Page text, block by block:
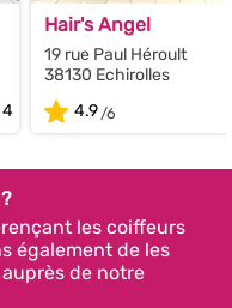
4
Hair's Angel
19 rue Paul Héroult
38130 Echirolles
4.9
les coiffeurs
également de les
de notre